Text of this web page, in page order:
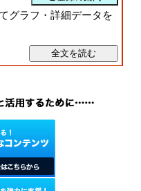
グラフ・詳細データを